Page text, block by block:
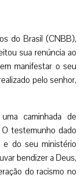
do Brasil (CNBB),
sua renúncia ao
manifestar o seu
pelo senhor,
caminhada de
testemunho dado
do seu ministério
bendizer a Deus,
do racismo no